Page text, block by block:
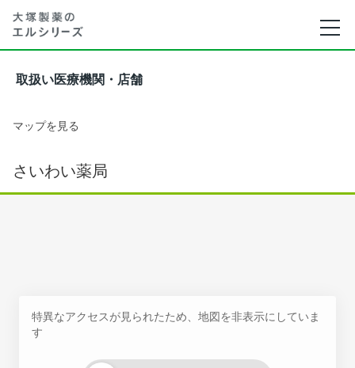
取扱い医療機関・店舗
マップを見る
さいわい薬局
特異なアクセスが見られたため、地図を非表示にしていま
す